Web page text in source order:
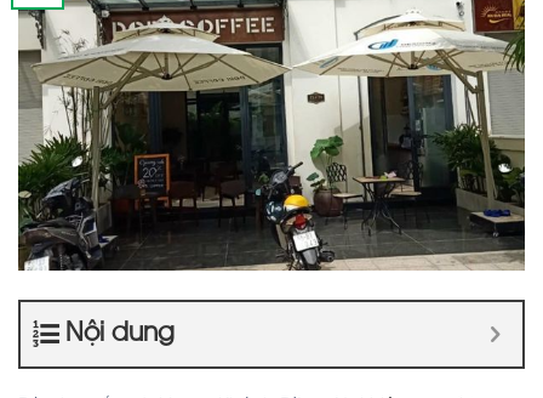
Nội dung